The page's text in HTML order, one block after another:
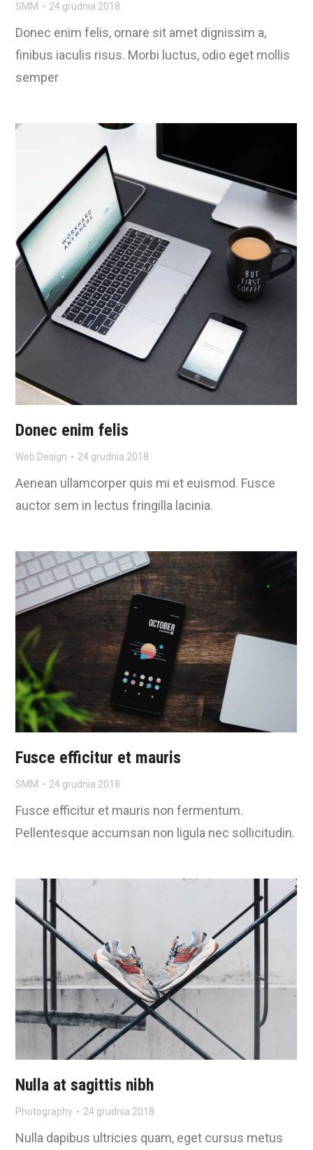
SMM 24 grudnia 2018
Donec enim felis, ornare sit amet dignissim a,
finibus iaculis risus. Morbi luctus, odio eget mollis
semper
Donec enim felis
Web Design 24 grudnia 2018
Aenean ullamcorper quis mi et euismod. Fusce
auctor sem in lectus fringilla lacinia.
Fusce efficitur et mauris
SMM 24 grudnia 2018
Fusce efficitur et mauris non fermentum.
Pellentesque accumsan non ligula nec sollicitudin.
Nulla at sagittis nibh
Photography 24 grudnia 2018
Nulla dapibus ultricies quam, eget cursus metus